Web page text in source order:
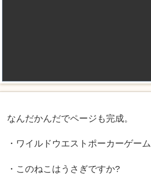
なんだかんだでページも完成。
・ワイルドウエストポーカーゲーム
・このねこはうさぎですか?